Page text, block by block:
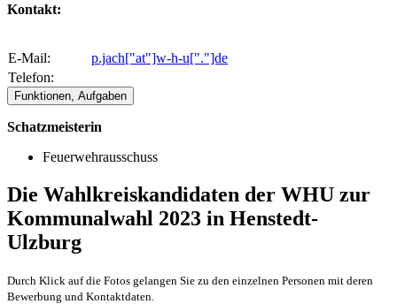
Kontakt:
E-Mail:
p.jach["at"]w-h-u["."]de
Telefon:
Funktionen, Aufgaben
Schatzmeisterin
Feuerwehrausschuss
Die Wahlkreiskandidaten der WHU zur
Kommunalwahl 2023 in Henstedt-
Ulzburg
Durch Klick auf die Fotos gelangen Sie zu den einzelnen Personen mit deren
Bewerbung und Kontaktdaten.